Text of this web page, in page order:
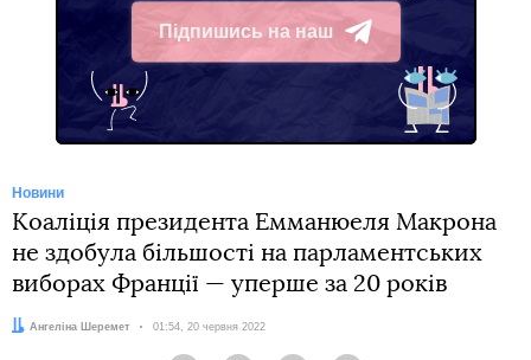
Підпишись на наш
Telegram
Новини
Коаліція президента Емманюеля Макрона
не здобула більшості на парламентських
виборах Франції — уперше за 20 років
Автор:
Ангеліна Шеремет Дата:
01:54, 20 червня 2022